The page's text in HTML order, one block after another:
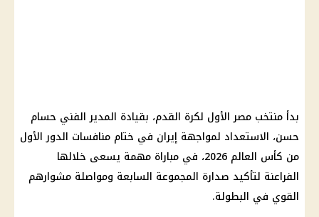
بدأ منتخب مصرالأول لكرة القدم، بقيادة المدير الفني حسام
حسن، الاستعداد لمواجهة إيران في ختام منافسات الدور الأول
من كأس العالم 2026
، في مباراة مهمة يسعى خلالها
الفراعنة لتأكيد صدارة المجموعة السابعة ومواصلة مشوارهم
القوي في البطولة.